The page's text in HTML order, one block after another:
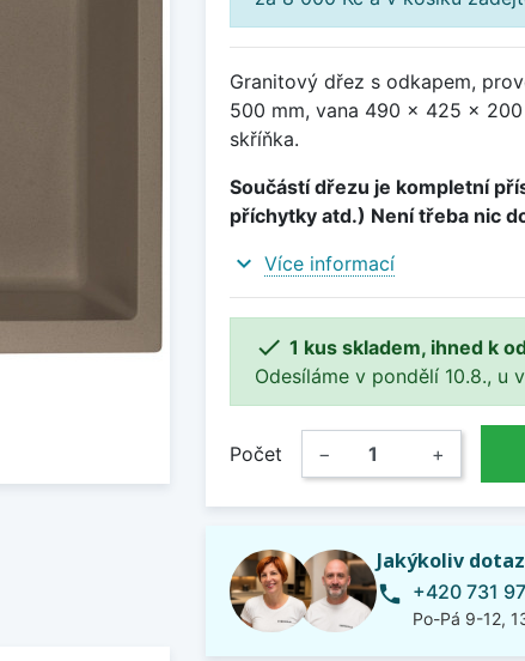
Granitový dřez s odkapem,
500 mm, vana 490 x 425 x
skříňka.
Součástí dřezu je kompletní
příchytky atd.) Není třeba nic
expand_more Více informací
 1 kus skladem, ihned k
Odesíláme v pondělí 10.8., u
Počet − +
Jakýkoliv
phone +420 731
Po-Pá 9-12,